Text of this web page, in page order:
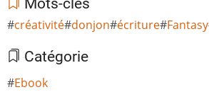
Mots-clés
créativité donjon écriture Fantasy
Catégorie
Ebook